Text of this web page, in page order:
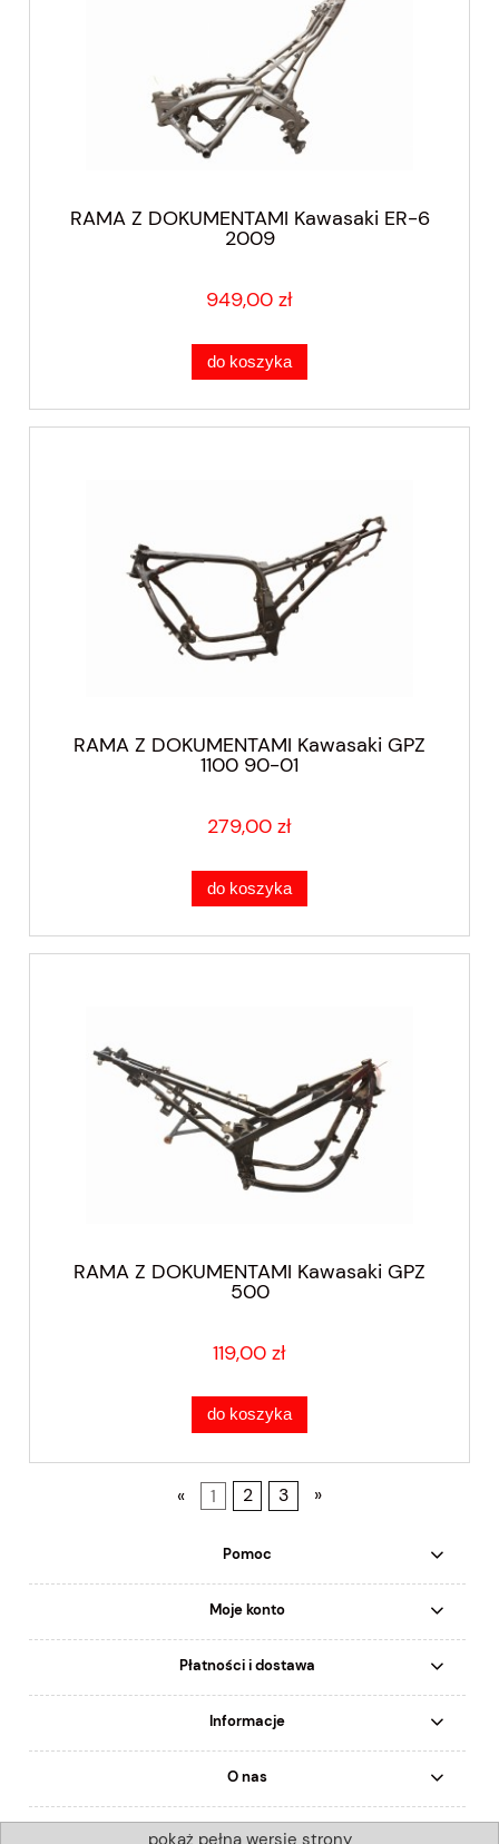
RAMA Z DOKUMENTAMI Kawasaki ER-6
2009
949,00 zł
do koszyka
RAMA Z DOKUMENTAMI Kawasaki GPZ
1100 90-01
279,00 zł
do koszyka
RAMA Z DOKUMENTAMI Kawasaki GPZ
500
119,00 zł
do koszyka
« 1 2 3 »
Pomoc
Moje konto
Płatności i dostawa
Informacje
O nas